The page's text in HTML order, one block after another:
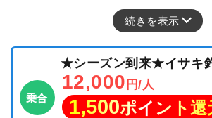
続きを表示
乗合
★シーズン到来★イサキ
12,000 円/人
1,500ポイント還